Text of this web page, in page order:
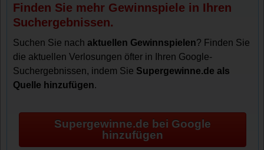
Finden Sie mehr Gewinnspiele in Ihren
Suchergebnissen.
Suchen Sie nachaktuellen Gewinnspielen? Finden Sie
die aktuellen Verlosungen öfter in Ihren Google-
Suchergebnissen, indem Sie Supergewinne.de als
Quelle hinzufügen.
Supergewinne.de bei Google
hinzufügen